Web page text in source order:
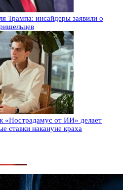
Трампа: инсайдеры заявили о
«Нострадамус от ИИ» делает
ставки накануне краха